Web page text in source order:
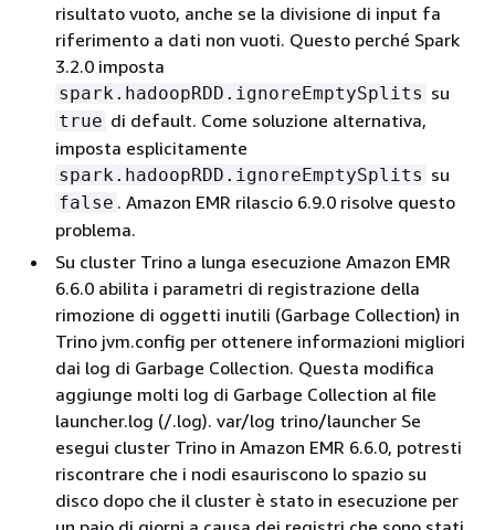
risultato vuoto, anche se la divisione di input fa
riferimento a dati non vuoti. Questo perché Spark
3.2.0 imposta
spark.hadoopRDD.ignoreEmptySplits su
true di default. Come soluzione alternativa,
imposta esplicitamente
spark.hadoopRDD.ignoreEmptySplits su
false . Amazon EMR rilascio 6.9.0 risolve questo
problema.
Su cluster Trino a lunga esecuzione Amazon EMR
6.6.0 abilita i parametri di registrazione della
rimozione di oggetti inutili (Garbage Collection) in
Trino jvm.config per ottenere informazioni migliori
dai log di Garbage Collection. Questa modifica
aggiunge molti log di Garbage Collection al file
launcher.log (/.log). var/log trino/launcher Se
esegui cluster Trino in Amazon EMR 6.6.0, potresti
riscontrare che i nodi esauriscono lo spazio su
disco dopo che il cluster è stato in esecuzione per